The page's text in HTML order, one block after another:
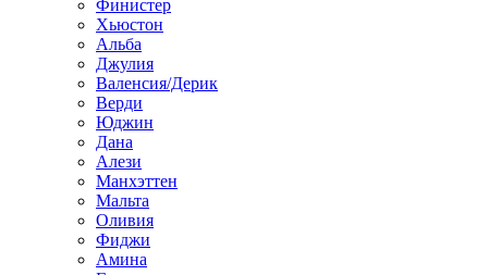
Финистер
Хьюстон
Альба
Джулия
Валенсия/Дерик
Верди
Юджин
Дана
Алези
Манхэттен
Мальта
Оливия
Фиджи
Амина